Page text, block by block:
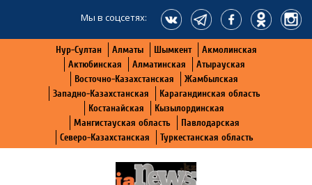
Мы в соцсетях:
Нур-Султан Алматы Шымкент
Акмолинская
Актюбинская
Алматинская
Атырауская
Восточно-Казахстанская
Жамбылская
Западно-Казахстанская
Карагандинская область
Костанайская
Кызылординская
Мангистауская область
Павлодарская
Северо-Казахстанская
Туркестанская область